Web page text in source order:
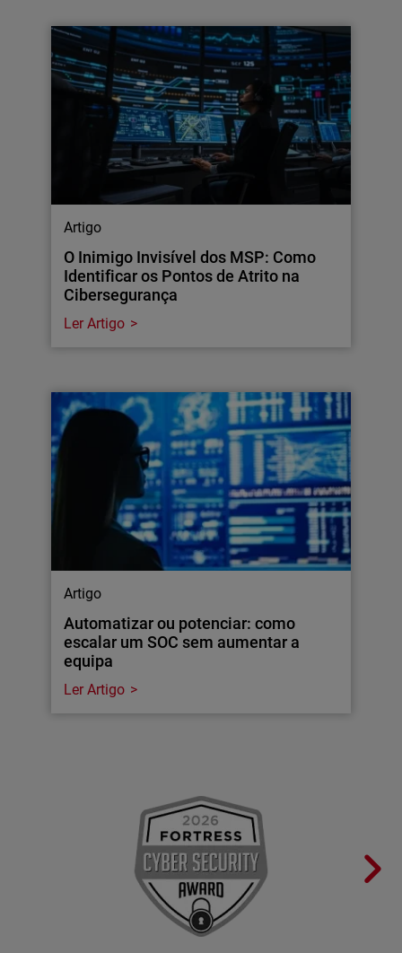
Artigo
O Inimigo Invisível dos MSP: Como
Identificar os Pontos de Atrito na
Cibersegurança
Ler Artigo
Artigo
Automatizar ou potenciar: como
escalar um SOC sem aumentar a
equipa
Ler Artigo